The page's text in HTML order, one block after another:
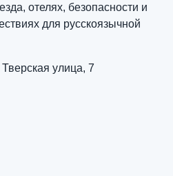
отелях, безопасности и
для русскоязычной
улица, 7